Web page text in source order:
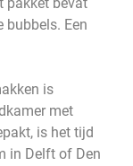
bubbels. Een
is
met
is het tijd
in Delft of Den